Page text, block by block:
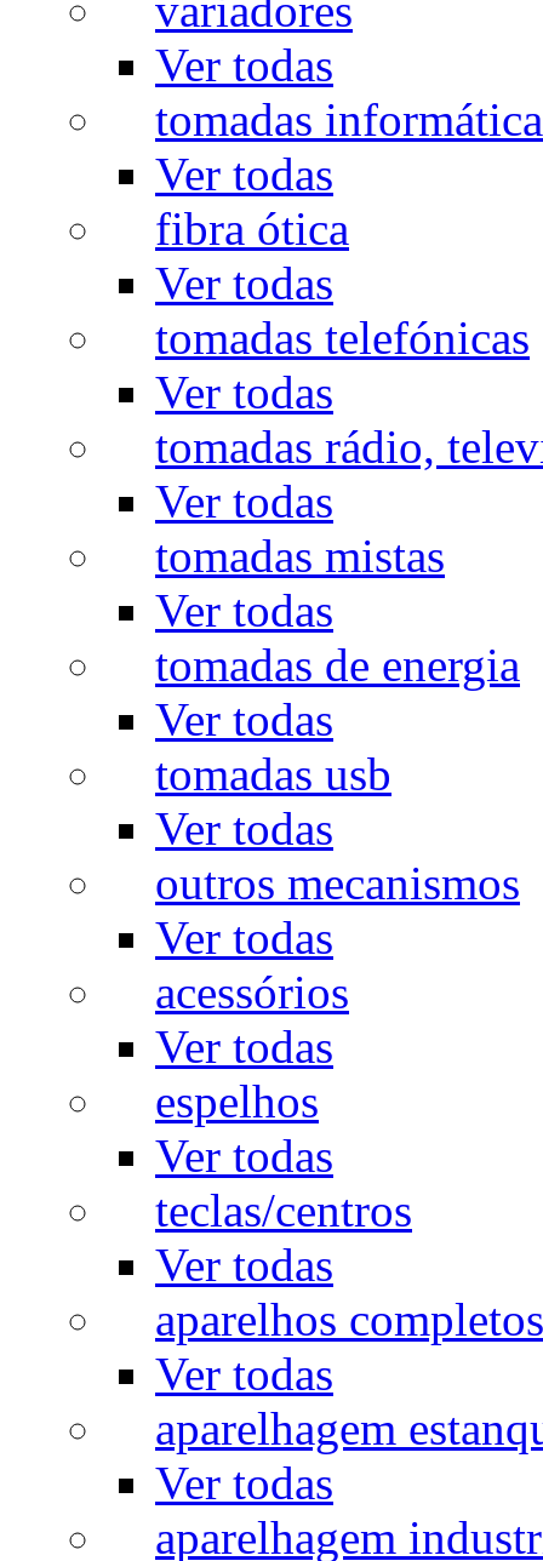
variadores
Ver todas
tomadas
Ver todas
fibra ótica
Ver todas
tomadas telefónicas
Ver todas
tomadas rádio,
Ver todas
tomadas mistas
Ver todas
tomadas de energia
Ver todas
tomadas usb
Ver todas
outros mecanismos
Ver todas
acessórios
Ver todas
espelhos
Ver todas
teclas/centros
Ver todas
aparelhos completos
Ver todas
aparelhagem
Ver todas
aparelhagem